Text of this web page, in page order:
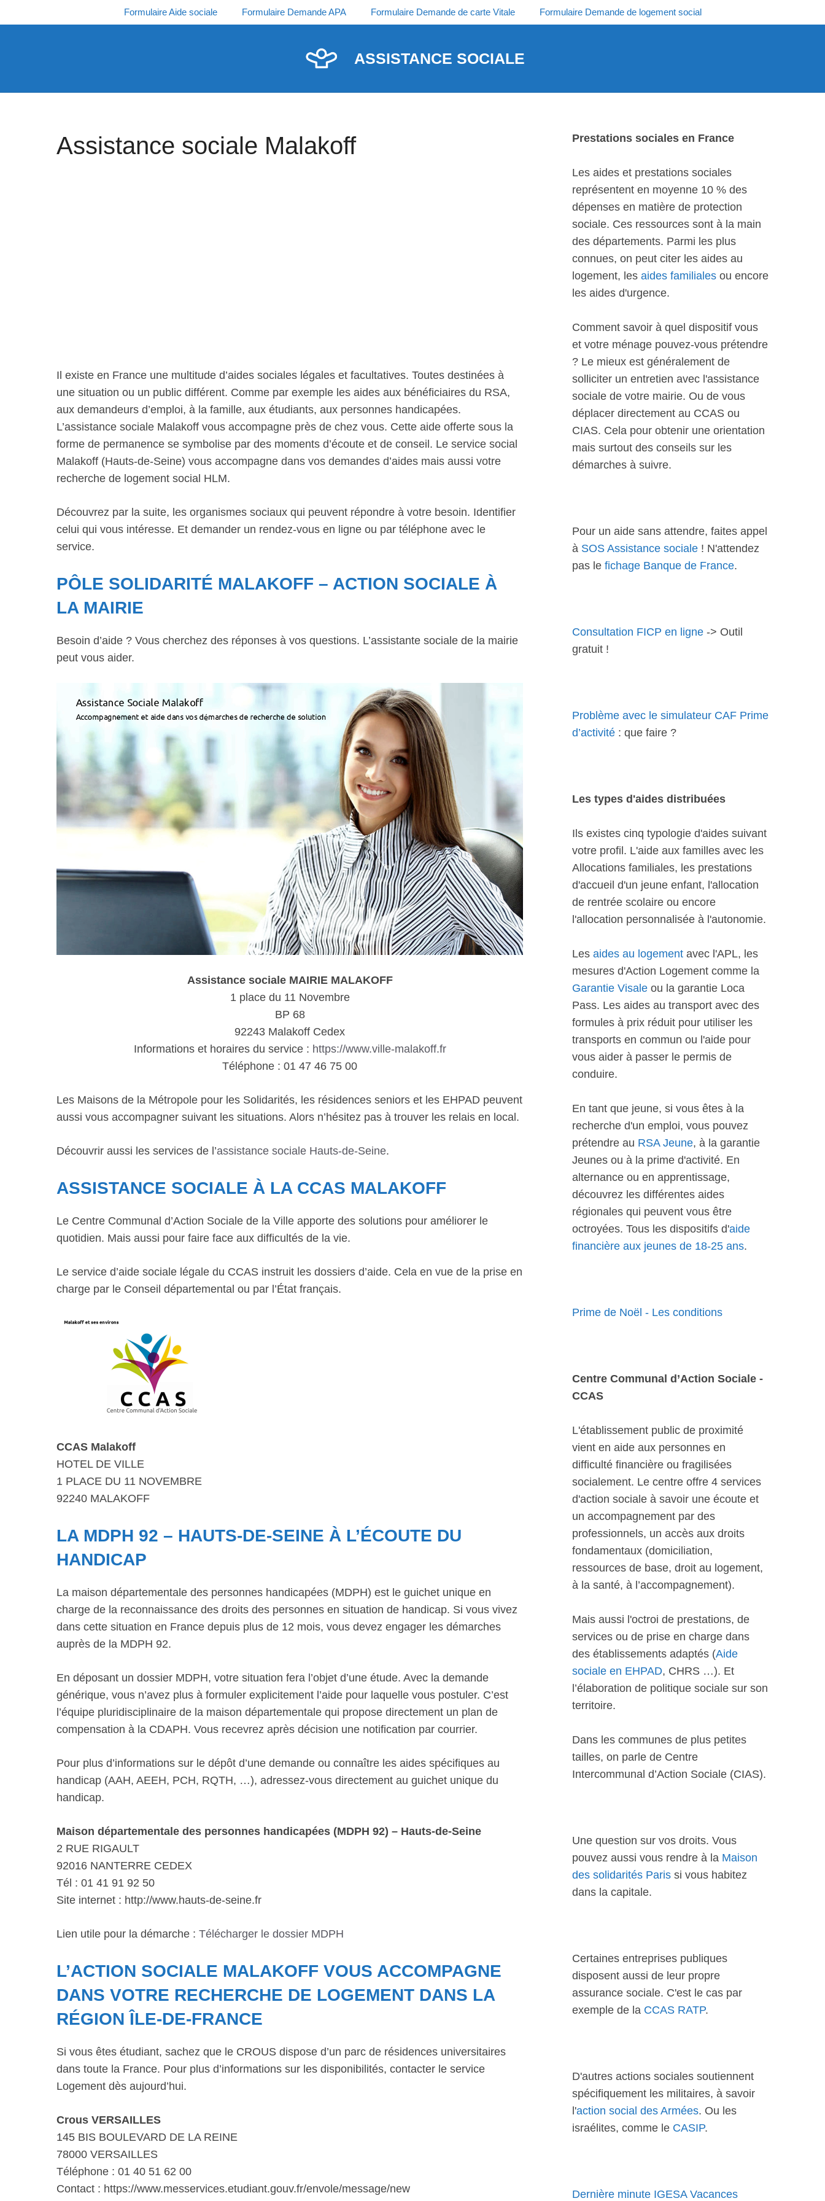
au
Formulaire Aide sociale Formulaire Demande APA Formulaire Demande de carte Vitale Formulaire Demande de logement social
ASSISTANCE SOCIALE
Assistance sociale Malakoff
Il existe en France une multitude d’aides sociales légales et facultatives. Toutes destinées à
une situation ou un public différent. Comme par exemple les aides aux bénéficiaires du RSA,
aux demandeurs d’emploi, à la famille, aux étudiants, aux personnes handicapées.
L’assistance sociale Malakoff vous accompagne près de chez vous. Cette aide offerte sous la
forme de permanence se symbolise par des moments d’écoute et de conseil. Le service social
Malakoff (Hauts-de-Seine) vous accompagne dans vos demandes d’aides mais aussi votre
recherche de logement social HLM.
Découvrez par la suite, les organismes sociaux qui peuvent répondre à votre besoin. Identifier
celui qui vous intéresse. Et demander un rendez-vous en ligne ou par téléphone avec le
service.
PÔLE SOLIDARITÉ MALAKOFF – ACTION SOCIALE À
LA MAIRIE
Besoin d’aide ? Vous cherchez des réponses à vos questions. L’assistante sociale de la mairie
peut vous aider.
Assistance sociale MAIRIE MALAKOFF
1 place du 11 Novembre
BP 68
92243 Malakoff Cedex
Informations et horaires du service : https://www.ville-malakoff.fr
Téléphone : 01 47 46 75 00
Les Maisons de la Métropole pour les Solidarités, les résidences seniors et les EHPAD peuvent
aussi vous accompagner suivant les situations. Alors n’hésitez pas à trouver les relais en local.
Découvrir aussi les services de l’assistance sociale Hauts-de-Seine.
ASSISTANCE SOCIALE À LA CCAS MALAKOFF
Le Centre Communal d’Action Sociale de la Ville apporte des solutions pour améliorer le
quotidien. Mais aussi pour faire face aux difficultés de la vie.
Le service d’aide sociale légale du CCAS instruit les dossiers d’aide. Cela en vue de la prise en
charge par le Conseil départemental ou par l’État français.
CCAS Malakoff
HOTEL DE VILLE
1 PLACE DU 11 NOVEMBRE
92240 MALAKOFF
LA MDPH 92 – HAUTS-DE-SEINE À L’ÉCOUTE DU
HANDICAP
La maison départementale des personnes handicapées (MDPH) est le guichet unique en
charge de la reconnaissance des droits des personnes en situation de handicap. Si vous vivez
dans cette situation en France depuis plus de 12 mois, vous devez engager les démarches
auprès de la MDPH 92.
En déposant un dossier MDPH, votre situation fera l’objet d’une étude. Avec la demande
générique, vous n’avez plus à formuler explicitement l’aide pour laquelle vous postuler. C’est
l’équipe pluridisciplinaire de la maison départementale qui propose directement un plan de
compensation à la CDAPH. Vous recevrez après décision une notification par courrier.
Pour plus d’informations sur le dépôt d’une demande ou connaître les aides spécifiques au
handicap (AAH, AEEH, PCH, RQTH, …), adressez-vous directement au guichet unique du
handicap.
Maison départementale des personnes handicapées (MDPH 92) – Hauts-de-Seine
2 RUE RIGAULT
92016 NANTERRE CEDEX
Tél : 01 41 91 92 50
Site internet : http://www.hauts-de-seine.fr
Lien utile pour la démarche : Télécharger le dossier MDPH
L’ACTION SOCIALE MALAKOFF VOUS ACCOMPAGNE
DANS VOTRE RECHERCHE DE LOGEMENT DANS LA
RÉGION ÎLE-DE-FRANCE
Si vous êtes étudiant, sachez que le CROUS dispose d’un parc de résidences universitaires
dans toute la France. Pour plus d’informations sur les disponibilités, contacter le service
Logement dès aujourd’hui.
Crous VERSAILLES
145 BIS BOULEVARD DE LA REINE
78000 VERSAILLES
Téléphone : 01 40 51 62 00
Contact : https://www.messervices.etudiant.gouv.fr/envole/message/new
Prestations sociales en France
Les aides et prestations sociales
représentent en moyenne 10 % des
dépenses en matière de protection
sociale. Ces ressources sont à la main
des départements. Parmi les plus
connues, on peut citer les aides au
logement, les aides familiales ou encore
les aides d'urgence.
Comment savoir à quel dispositif vous
et votre ménage pouvez-vous prétendre
? Le mieux est généralement de
solliciter un entretien avec l'assistance
sociale de votre mairie. Ou de vous
déplacer directement au CCAS ou
CIAS. Cela pour obtenir une orientation
mais surtout des conseils sur les
démarches à suivre.
Pour un aide sans attendre, faites appel
à SOS Assistance sociale ! N'attendez
pas le fichage Banque de France.
Consultation FICP en ligne -> Outil
gratuit !
Problème avec le simulateur CAF Prime
d’activité : que faire ?
Les types d'aides distribuées
Ils existes cinq typologie d'aides suivant
votre profil. L'aide aux familles avec les
Allocations familiales, les prestations
d'accueil d'un jeune enfant, l'allocation
de rentrée scolaire ou encore
l'allocation personnalisée à l'autonomie.
Les aides au logement avec l'APL, les
mesures d'Action Logement comme la
Garantie Visale ou la garantie Loca
Pass. Les aides au transport avec des
formules à prix réduit pour utiliser les
transports en commun ou l'aide pour
vous aider à passer le permis de
conduire.
En tant que jeune, si vous êtes à la
recherche d'un emploi, vous pouvez
prétendre au RSA Jeune, à la garantie
Jeunes ou à la prime d'activité. En
alternance ou en apprentissage,
découvrez les différentes aides
régionales qui peuvent vous être
octroyées. Tous les dispositifs d'aide
financière aux jeunes de 18-25 ans.
Prime de Noël - Les conditions
Centre Communal d’Action Sociale -
CCAS
L'établissement public de proximité
vient en aide aux personnes en
difficulté financière ou fragilisées
socialement. Le centre offre 4 services
d'action sociale à savoir une écoute et
un accompagnement par des
professionnels, un accès aux droits
fondamentaux (domiciliation,
ressources de base, droit au logement,
à la santé, à l’accompagnement).
Mais aussi l'octroi de prestations, de
services ou de prise en charge dans
des établissements adaptés (Aide
sociale en EHPAD, CHRS …). Et
l’élaboration de politique sociale sur son
territoire.
Dans les communes de plus petites
tailles, on parle de Centre
Intercommunal d’Action Sociale (CIAS).
Une question sur vos droits. Vous
pouvez aussi vous rendre à la Maison
des solidarités Paris si vous habitez
dans la capitale.
Certaines entreprises publiques
disposent aussi de leur propre
assurance sociale. C'est le cas par
exemple de la CCAS RATP.
D'autres actions sociales soutiennent
spécifiquement les militaires, à savoir
l'action social des Armées. Ou les
israélites, comme le CASIP.
Dernière minute IGESA Vacances